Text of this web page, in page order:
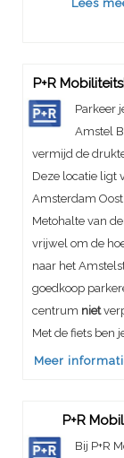
Lees
P+R
Parkeer
Amstel
vermijd de
Deze locatie ligt
Amsterdam Oost.
Metohalte van
vrijwel om de
naar het
goedkoop
centrum niet
Met de fiets ben
Meer
P+R
Bij P+R